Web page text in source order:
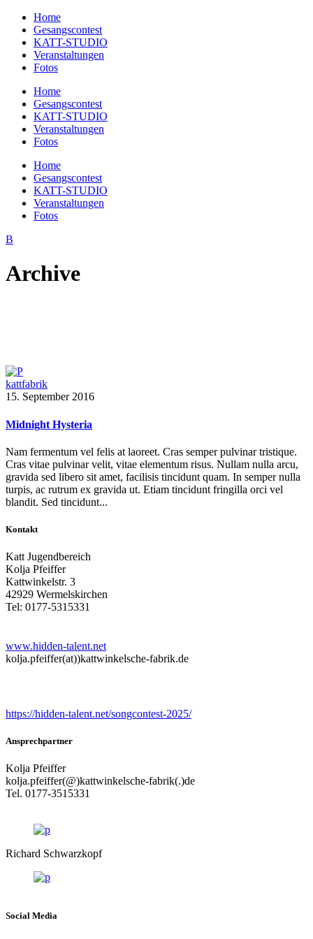
Home
Gesangscontest
KATT-STUDIO
Veranstaltungen
Fotos
Home
Gesangscontest
KATT-STUDIO
Veranstaltungen
Fotos
Home
Gesangscontest
KATT-STUDIO
Veranstaltungen
Fotos
Archive
kattfabrik
15. September 2016
Midnight Hysteria
Nam fermentum vel felis at laoreet. Cras semper pulvinar tristique.
Cras vitae pulvinar velit, vitae elementum risus. Nullam nulla arcu,
gravida sed libero sit amet, facilisis tincidunt quam. In semper nulla
turpis, ac rutrum ex gravida ut. Etiam tincidunt fringilla orci vel
blandit. Sed tincidunt...
Kontakt
Katt Jugendbereich
Kolja Pfeiffer
Kattwinkelstr. 3
42929 Wermelskirchen
Tel: 0177-5315331
www.hidden-talent.net
kolja.pfeiffer(at))kattwinkelsche-fabrik.de
https://hidden-talent.net/songcontest-2025/
Ansprechpartner
Kolja Pfeiffer
kolja.pfeiffer(@)kattwinkelsche-fabrik(.)de
Tel. 0177-3515331
Richard Schwarzkopf
Social Media